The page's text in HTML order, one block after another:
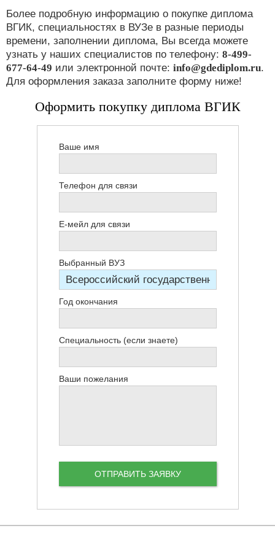
Более подробную информацию о покупке диплома
ВГИК, специальностях в ВУЗе в разные периоды
времени, заполнении диплома, Вы всегда можете
узнать у наших специалистов по телефону: 8-499-
677-64-49 или электронной почте: info@gdediplom.ru.
Для оформления заказа заполните форму ниже!
Оформить покупку диплома ВГИК
Ваше имя
Телефон для связи
Е-мейл для связи
Выбранный ВУЗ
Год окончания
Специальность (если знаете)
Ваши пожелания